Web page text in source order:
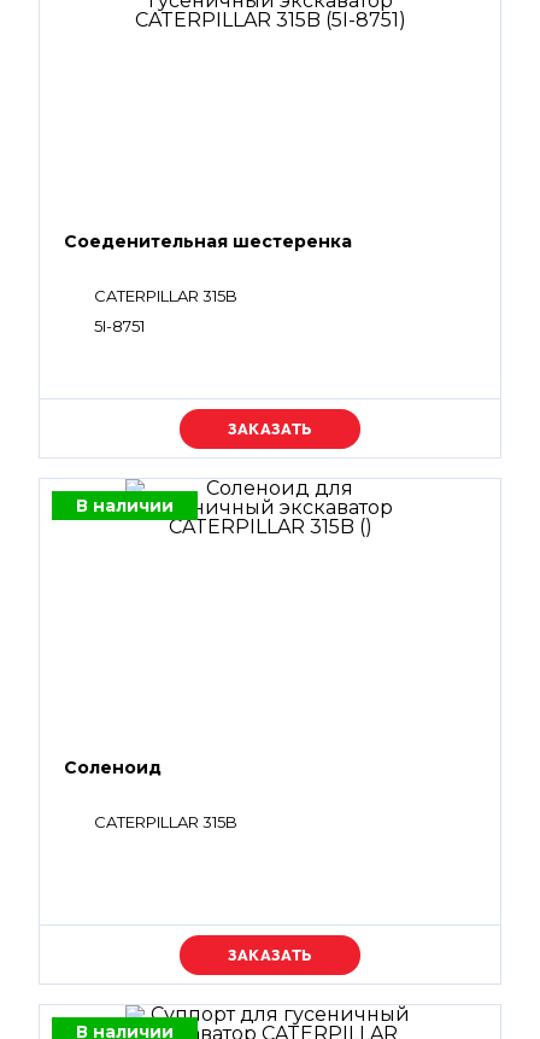
Соеденительная шестеренка
CATERPILLAR 315B
5I-8751
Уточняйте цену
В наличии
Соленоид
CATERPILLAR 315B
Уточняйте цену
В наличии